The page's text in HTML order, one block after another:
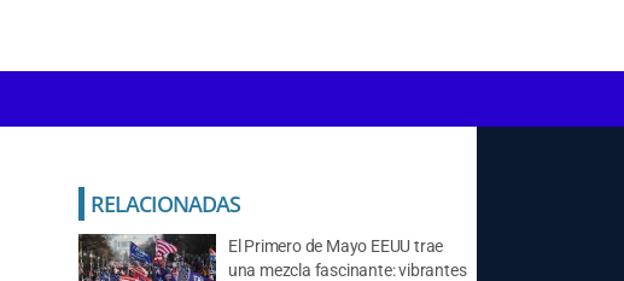
El Primero de Mayo EEUU trae
una mezcla fascinante: vibrantes
RELACIONADAS